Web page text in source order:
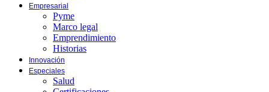
Empresarial
Pyme
Marco legal
Emprendimiento
Historias
Innovación
Especiales
Salud